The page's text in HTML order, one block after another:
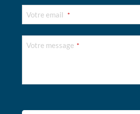
Votre email *
Votre message *
Company